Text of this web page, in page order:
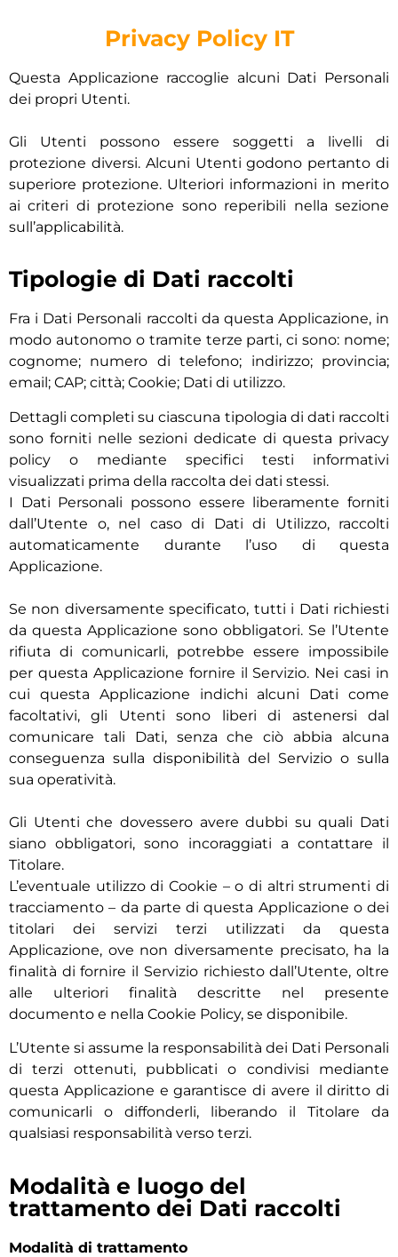
Privacy Policy IT
Questa Applicazione raccoglie alcuni Dati Personali
dei propri Utenti.
Gli Utenti possono essere soggetti a livelli di
protezione diversi. Alcuni Utenti godono pertanto di
superiore protezione. Ulteriori informazioni in merito
ai criteri di protezione sono reperibili nella sezione
sull’applicabilità.
Tipologie di Dati raccolti
Fra i Dati Personali raccolti da questa Applicazione, in
modo autonomo o tramite terze parti, ci sono: nome;
cognome; numero di telefono; indirizzo; provincia;
email; CAP; città; Cookie; Dati di utilizzo.
Dettagli completi su ciascuna tipologia di dati raccolti
sono forniti nelle sezioni dedicate di questa privacy
policy o mediante specifici testi informativi
visualizzati prima della raccolta dei dati stessi.
I Dati Personali possono essere liberamente forniti
dall’Utente o, nel caso di Dati di Utilizzo, raccolti
automaticamente durante l’uso di questa
Applicazione.
Se non diversamente specificato, tutti i Dati richiesti
da questa Applicazione sono obbligatori. Se l’Utente
rifiuta di comunicarli, potrebbe essere impossibile
per questa Applicazione fornire il Servizio. Nei casi in
cui questa Applicazione indichi alcuni Dati come
facoltativi, gli Utenti sono liberi di astenersi dal
comunicare tali Dati, senza che ciò abbia alcuna
conseguenza sulla disponibilità del Servizio o sulla
sua operatività.
Gli Utenti che dovessero avere dubbi su quali Dati
siano obbligatori, sono incoraggiati a contattare il
Titolare.
L’eventuale utilizzo di Cookie – o di altri strumenti di
tracciamento – da parte di questa Applicazione o dei
titolari dei servizi terzi utilizzati da questa
Applicazione, ove non diversamente precisato, ha la
finalità di fornire il Servizio richiesto dall’Utente, oltre
alle ulteriori finalità descritte nel presente
documento e nella Cookie Policy, se disponibile.
L’Utente si assume la responsabilità dei Dati Personali
di terzi ottenuti, pubblicati o condivisi mediante
questa Applicazione e garantisce di avere il diritto di
comunicarli o diffonderli, liberando il Titolare da
qualsiasi responsabilità verso terzi.
Modalità e luogo del
trattamento dei Dati raccolti
Modalità di trattamento